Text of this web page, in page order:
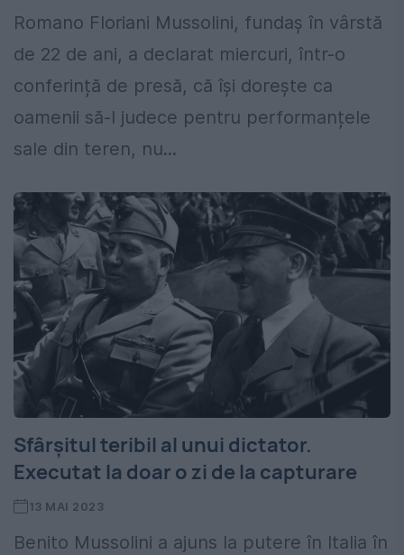
Romano Floriani Mussolini, fundaș în vârstă
de 22 de ani, a declarat miercuri, într-o
conferință de presă, că își dorește ca
oamenii să-l judece pentru performanțele
sale din teren, nu...
Sfârşitul teribil al unui dictator.
Executat la doar o zi de la capturare
13 MAI 2023
Benito Mussolini a ajuns la putere în Italia în